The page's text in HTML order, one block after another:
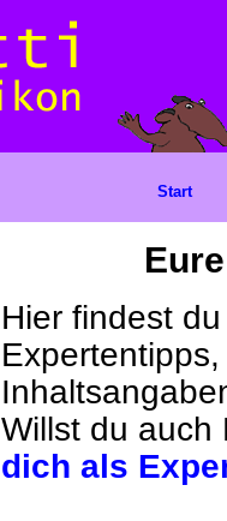
Hier findest
Willst du
dich als
Start